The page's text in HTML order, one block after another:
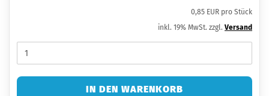
0,85 EUR pro Stück
inkl. 19% MwSt. zzgl. Versand
IN DEN WARENKORB